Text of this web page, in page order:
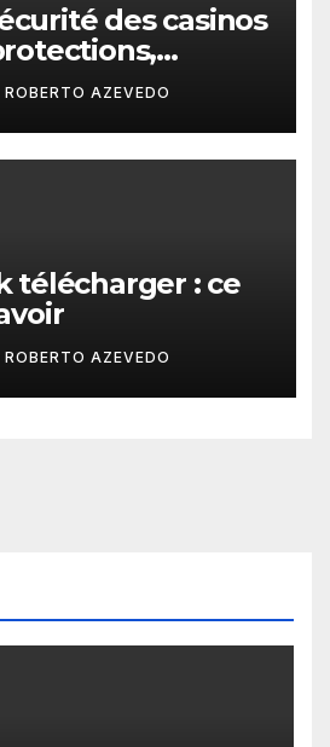
des casinos
fiables
ROBERTO AZEVEDO
télécharger : ce
ROBERTO AZEVEDO